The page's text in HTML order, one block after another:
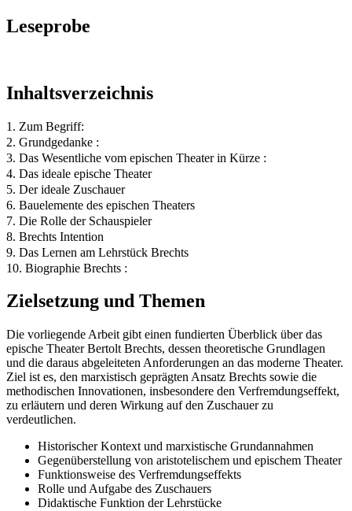
Leseprobe
Inhaltsverzeichnis
1. Zum Begriff:
2. Grundgedanke :
3. Das Wesentliche vom epischen Theater in Kürze :
4. Das ideale epische Theater
5. Der ideale Zuschauer
6. Bauelemente des epischen Theaters
7. Die Rolle der Schauspieler
8. Brechts Intention
9. Das Lernen am Lehrstück Brechts
10. Biographie Brechts :
Zielsetzung und Themen
Die vorliegende Arbeit gibt einen fundierten Überblick über das
epische Theater Bertolt Brechts, dessen theoretische Grundlagen
und die daraus abgeleiteten Anforderungen an das moderne Theater.
Ziel ist es, den marxistisch geprägten Ansatz Brechts sowie die
methodischen Innovationen, insbesondere den Verfremdungseffekt,
zu erläutern und deren Wirkung auf den Zuschauer zu
verdeutlichen.
Historischer Kontext und marxistische Grundannahmen
Gegenüberstellung von aristotelischem und epischem Theater
Funktionsweise des Verfremdungseffekts
Rolle und Aufgabe des Zuschauers
Didaktische Funktion der Lehrstücke